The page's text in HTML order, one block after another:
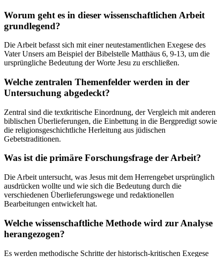
Worum geht es in dieser wissenschaftlichen Arbeit
grundlegend?
Die Arbeit befasst sich mit einer neutestamentlichen Exegese des
Vater Unsers am Beispiel der Bibelstelle Matthäus 6, 9-13, um die
ursprüngliche Bedeutung der Worte Jesu zu erschließen.
Welche zentralen Themenfelder werden in der
Untersuchung abgedeckt?
Zentral sind die textkritische Einordnung, der Vergleich mit anderen
biblischen Überlieferungen, die Einbettung in die Bergpredigt sowie
die religionsgeschichtliche Herleitung aus jüdischen
Gebetstraditionen.
Was ist die primäre Forschungsfrage der Arbeit?
Die Arbeit untersucht, was Jesus mit dem Herrengebet ursprünglich
ausdrücken wollte und wie sich die Bedeutung durch die
verschiedenen Überlieferungswege und redaktionellen
Bearbeitungen entwickelt hat.
Welche wissenschaftliche Methode wird zur Analyse
herangezogen?
Es werden methodische Schritte der historisch-kritischen Exegese